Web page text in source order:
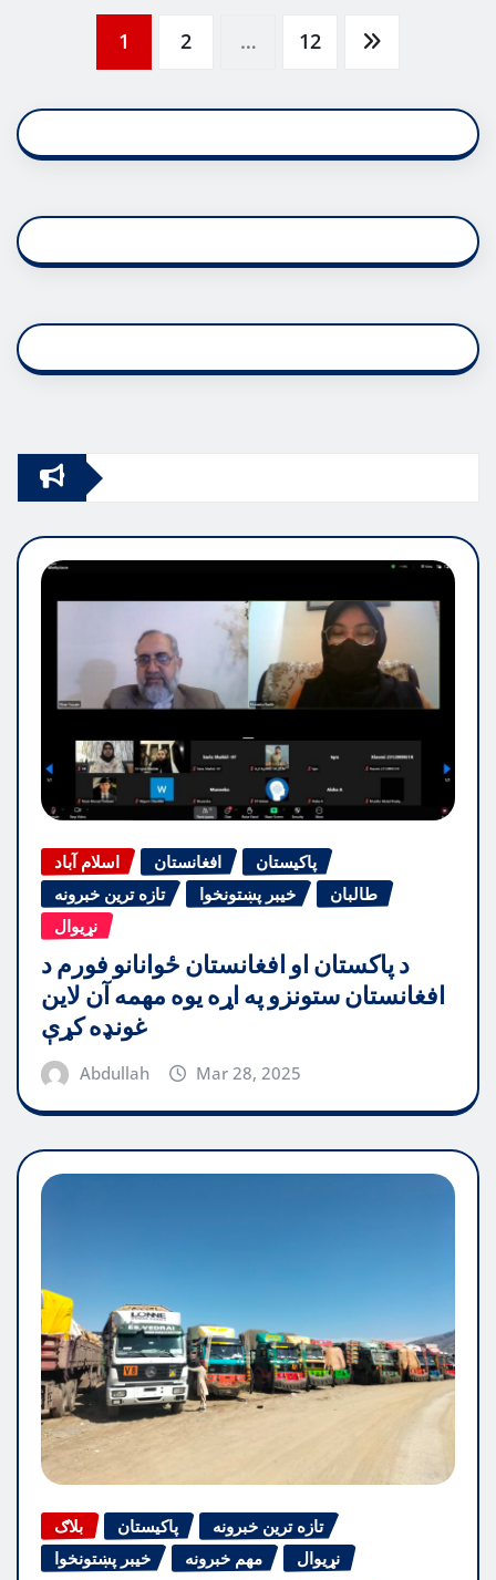
pagination
1 2 … 12
اسلام آباد افغانستان
پاکیستان
تازه ترین خبرونه
خیبر پښتونخوا
طالبان
نړیوال
د پاکستان او افغانستان ځوانانو فورم د
افغانستان ستونزو په اړه یوه مهمه آن لاین
غونډه کړې
Abdullah Mar 28, 2025
بلاګ پاکیستان
تازه ترین خبرونه
خیبر پښتونخوا
مهم خبرونه نړیوال